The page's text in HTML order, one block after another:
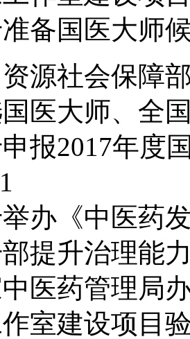
备国医大师
资源社会保障
医大师、全
报2017年度
办《中医药
提升治理能
医药管理局
室建设项目